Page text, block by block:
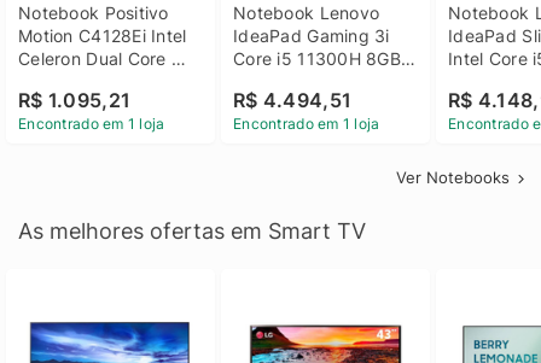
Notebook Positivo
Motion C4128Ei Intel
Celeron Dual Core
Linux 14 - 3002181
R$ 1.095,21
Encontrado em 1 loja
Notebook Lenovo
IdeaPad Gaming 3i
Core i5 11300H 8GB
GTX 1650 4GB 15.6
FHD Linux - Preto
R$ 4.494,51
Encontrado em 1 loja
Notebook
IdeaPad
Intel Core
SSD Win
R$
Encontrado
Ver Notebooks
As melhores ofertas em Smart TV